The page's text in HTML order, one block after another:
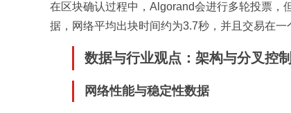
在区块确认过程中，Algorand会进行多轮投票，
据，网络平均出块时间约为3.7秒，并且交易在一
数据与行业观点：架构与分叉控
网络性能与稳定性数据